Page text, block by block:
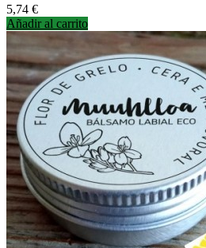
Precio
5,74 €
Añadir al carrito